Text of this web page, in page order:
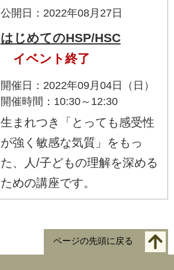
公開日：2022年08月27日
はじめてのHSP/HSC
イベント終了
開催日：2022年09月04日（日）
開催時間：10:30～12:30
生まれつき「とっても感受性
が強く敏感な気質」をもっ
た、人/子どもの理解を深める
ための講座です。
ページの先頭に戻る